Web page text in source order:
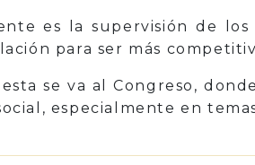
es la supervisión de los
para ser más
se va al Congreso,
especialmente en